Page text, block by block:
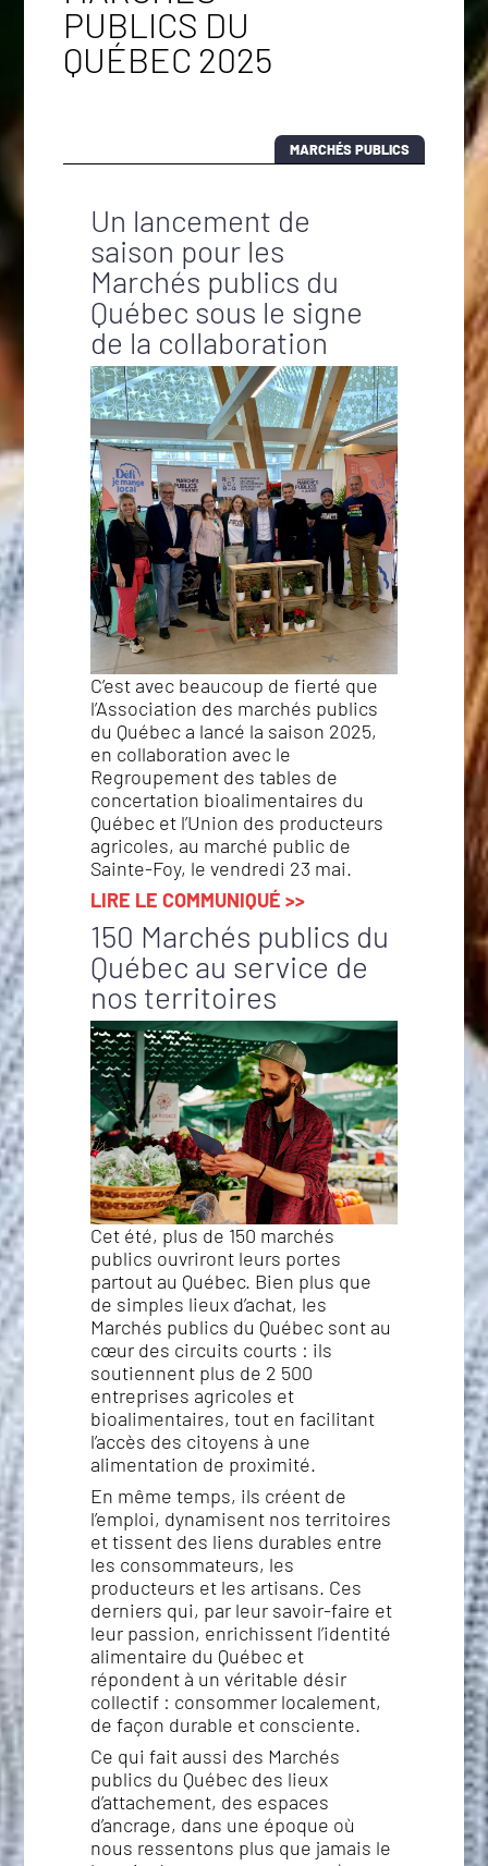
PUBLICS DU
QUÉBEC 2025
MARCHÉS PUBLICS
Un lancement de
saison pour les
Marchés publics du
Québec sous le signe
de la collaboration
C’est avec beaucoup de fierté que
l’Association des marchés publics
du Québec a lancé la saison 2025,
en collaboration avec le
Regroupement des tables de
concertation bioalimentaires du
Québec et l’Union des producteurs
agricoles, au marché public de
Sainte-Foy, le vendredi 23 mai.
LIRE LE COMMUNIQUÉ >>
150 Marchés publics du
Québec au service de
nos territoires
Cet été, plus de 150 marchés
publics ouvriront leurs portes
partout au Québec. Bien plus que
de simples lieux d’achat, les
Marchés publics du Québec sont au
cœur des circuits courts : ils
soutiennent plus de 2 500
entreprises agricoles et
bioalimentaires, tout en facilitant
l’accès des citoyens à une
alimentation de proximité.
En même temps, ils créent de
l’emploi, dynamisent nos territoires
et tissent des liens durables entre
les consommateurs, les
producteurs et les artisans. Ces
derniers qui, par leur savoir-faire et
leur passion, enrichissent l’identité
alimentaire du Québec et
répondent à un véritable désir
collectif : consommer localement,
de façon durable et consciente.
Ce qui fait aussi des Marchés
publics du Québec des lieux
d’attachement, des espaces
d’ancrage, dans une époque où
nous ressentons plus que jamais le